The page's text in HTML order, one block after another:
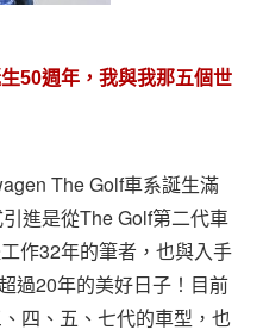
50週年，我與我那五個世
The Golf車系誕生滿
進是從The Golf第二代車
作32年的筆者，也與入手
過20年的美好日子！目前
四、五、七代的車型，也